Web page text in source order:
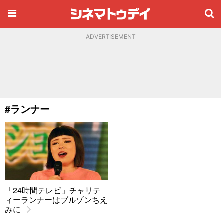
ADVERTISEMENT
#ランナー
「24時間テレビ」チャリテ
ィーランナーはブルゾンちえ
みに